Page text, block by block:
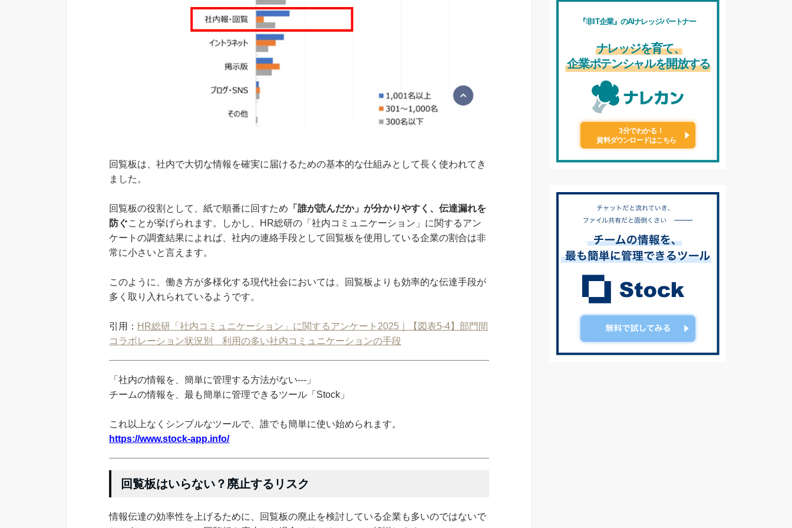
回覧板は、社内で大切な情報を確実に届けるための基本的な仕組みとして長く使われてき
ました。
回覧板の役割として、紙で順番に回すため 「誰が読んだか」が分かりやすく、伝達漏れを
防ぐことが挙げられます。しかし、HR総研の「社内コミュニケーション」に関するアン
ケートの調査結果によれば、社内の連絡手段として回覧板を使用している企業の割合は非
常に小さいと言えます。
このように、働き方が多様化する現代社会においては、回覧板よりも効率的な伝達手段が
多く取り入れられているようです。
引用： HR総研「社内コミュニケーション」に関するアンケート2025｜【図表5‐4】部門間
コラボレーション状況別 利用の多い社内コミュニケーションの手段
「社内の情報を、簡単に管理する方法がない---」
チームの情報を、最も簡単に管理できるツール「Stock」
これ以上なくシンプルなツールで、誰でも簡単に使い始められます。
https://www.stock-app.info/
回覧板はいらない？廃止するリスク
情報伝達の効率性を上げるために、回覧板の廃止を検討している企業も多いのではないで